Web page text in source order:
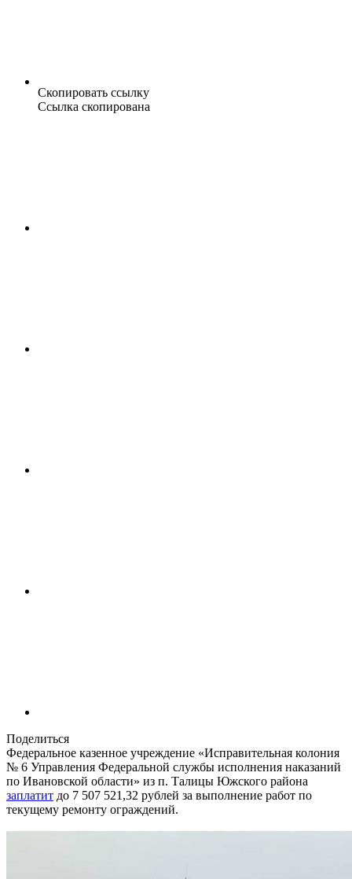
Скопировать ссылку
Ссылка скопирована
Поделиться
Федеральное казенное учреждение «Исправительная колония
№ 6 Управления Федеральной службы исполнения наказаний
по Ивановской области» из п. Талицы Южского района
заплатит до 7 507 521,32 рублей за выполнение работ по
текущему ремонту ограждений.